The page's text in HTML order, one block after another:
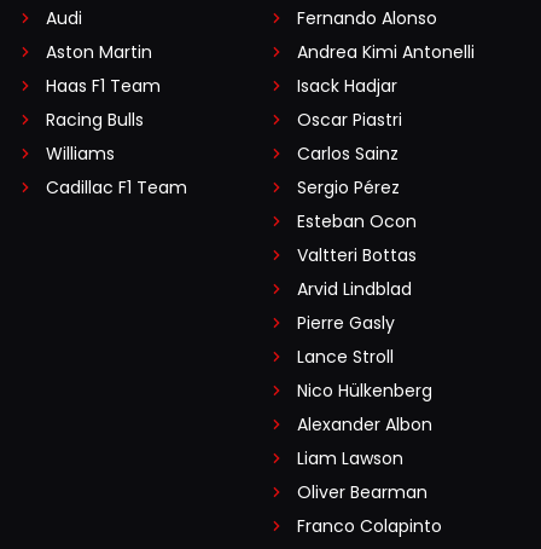
Audi
Aston Martin
Haas F1 Team
Racing Bulls
Williams
Cadillac F1 Team
Fernando Alonso
Andrea Kimi Antonelli
Isack Hadjar
Oscar Piastri
Carlos Sainz
Sergio Pérez
Esteban Ocon
Valtteri Bottas
Arvid Lindblad
Pierre Gasly
Lance Stroll
Nico Hülkenberg
Alexander Albon
Liam Lawson
Oliver Bearman
Franco Colapinto